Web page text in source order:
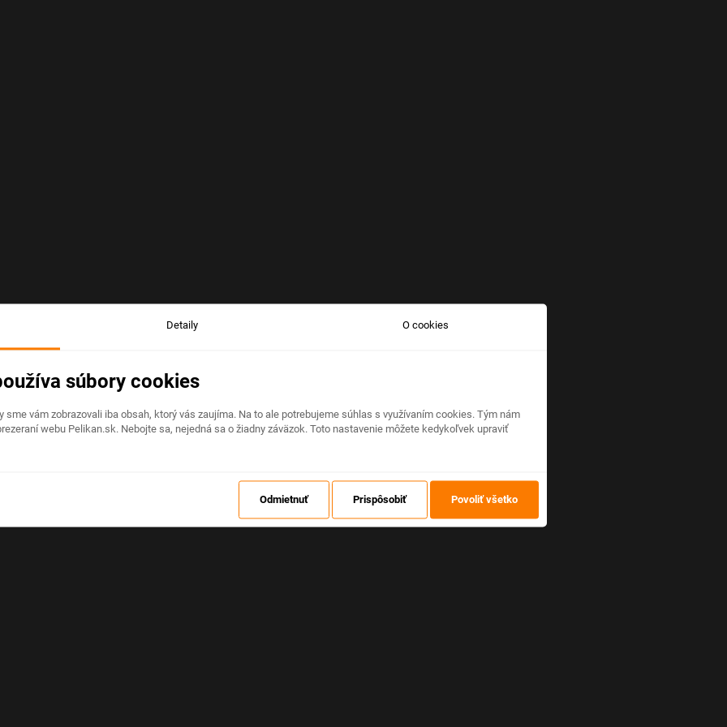
Na stránke nastala neočakávaná chyba
Detaily O cookies
súbory cookies
sme vám zobrazovali iba obsah, ktorý vás zaujíma. Na to ale potrebujeme súhlas s využívaním cookies. Tým nám
webu Pelikan.sk. Nebojte sa, nejedná sa o žiadny záväzok. Toto nastavenie môžete kedykoľvek upraviť
Odmietnuť Prispôsobiť Povoliť všetko